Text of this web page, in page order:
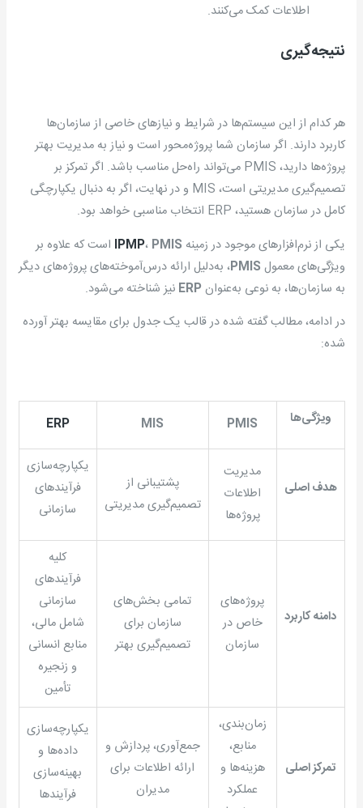
اطلاعات کمک می‌کنند.
نتیجه‌گیری
هر کدام از این سیستم‌ها در شرایط و نیازهای خاصی از سازمان‌ها
کاربرد دارند. اگر سازمان شما پروژه‌محور است و نیاز به مدیریت بهتر
پروژه‌ها دارید، PMIS می‌تواند راه‌حل مناسب باشد. اگر تمرکز بر
تصمیم‌گیری مدیریتی است، MIS و در نهایت، اگر به دنبال یکپارچگی
کامل در سازمان هستید، ERP انتخاب مناسبی خواهد بود.
یکی از نرم‌افزارهای موجود در زمینه
IPMP، PMIS
است که علاوه بر
ویژگی‌های معمول PMIS، به‌دلیل ارائه درس‌آموخته‌های پروژه‌های دیگر
به سازمان‌ها، به نوعی به‌عنوان ERP نیز شناخته می‌شود.
در ادامه، مطالب گفته شده در قالب یک جدول برای مقایسه بهتر آورده
شده:
ویژگی‌ها PMIS
MIS
ERP
هدف اصلی
مدیریت
اطلاعات
پروژه‌ها
پشتیبانی از
تصمیم‌گیری مدیریتی
یکپارچه‌سازی
فرآیندهای
سازمانی
دامنه کاربرد
پروژه‌های
خاص در
سازمان
تمامی بخش‌های
سازمان برای
تصمیم‌گیری بهتر
کلیه
فرآیندهای
سازمانی
شامل مالی،
منابع انسانی
و زنجیره
تأمین
تمرکز اصلی
زمان‌بندی،
منابع،
هزینه‌ها و
عملکرد
جمع‌آوری، پردازش و
ارائه اطلاعات برای
مدیران
یکپارچه‌سازی
داده‌ها و
بهینه‌سازی
فرآیندها